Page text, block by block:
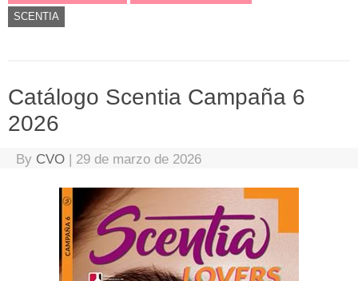
SCENTIA
Catálogo Scentia Campaña 6
2026
By CVO | 29 de marzo de 2026